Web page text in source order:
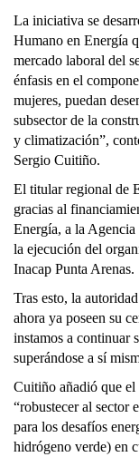
La iniciativa se
Humano en Energía
mercado laboral del
énfasis en el
mujeres, puedan
subsector de la
y climatización”,
Sergio Cuitiño.
El titular regional de
gracias al
Energía, a la
la ejecución del
Inacap Punta Arenas.
Tras esto, la
ahora ya poseen su
instamos a continuar
superándose a sí
Cuitiño añadió que
“robustecer al sector
para los desafíos
hidrógeno verde) en